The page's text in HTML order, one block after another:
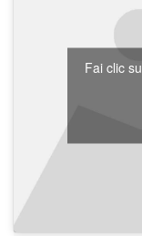
Fai clic